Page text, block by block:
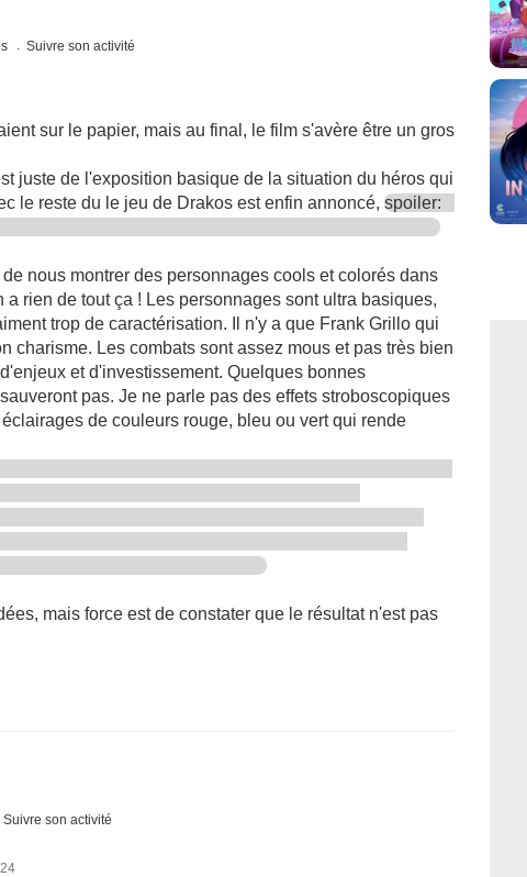
Suivre son activité
sur le papier, mais au final, le film s'avère être un gros
juste de l'exposition basique de la situation du héros qui
le reste du le jeu de Drakos est enfin annoncé, spoiler:
nous montrer des personnages cools et colorés dans
rien de tout ça ! Les personnages sont ultra basiques,
trop de caractérisation. Il n'y a que Frank Grillo qui
charisme. Les combats sont assez mous et pas très bien
et d'investissement. Quelques bonnes
pas. Je ne parle pas des effets stroboscopiques
de couleurs rouge, bleu ou vert qui rende
mais force est de constater que le résultat n'est pas
Suivre son activité